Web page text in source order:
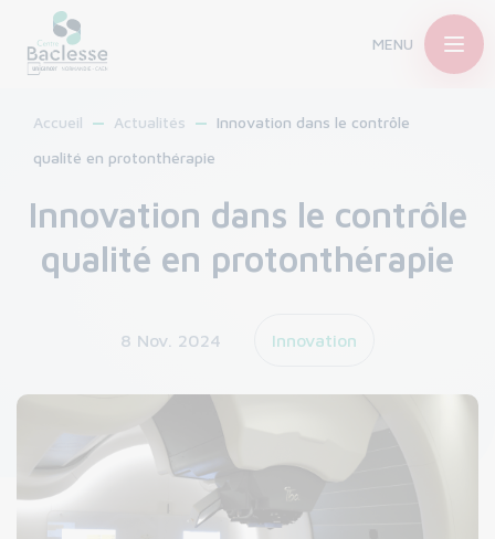
MENU
Accueil Actualités
Innovation dans le contrôle
qualité en protonthérapie
Innovation dans le contrôle
qualité en protonthérapie
8 Nov. 2024 Innovation